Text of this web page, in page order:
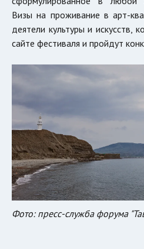
Визы на проживание в арт-
деятели культуры и искусств,
сайте фестиваля и пройдут
Фото: пресс-служба форума